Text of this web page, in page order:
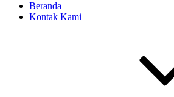
Beranda
Kontak Kami